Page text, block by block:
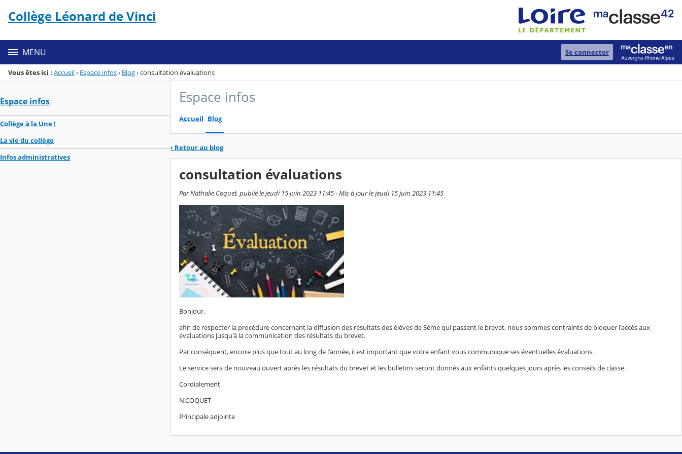
Menu de la rubrique
Contenu
Collège Léonard de Vinci
MENU Se connecter
Vous êtes ici : Accueil› Espace infos› Blog›consultation évaluations
Espace infos
Collège à la Une !
La vie du collège
Infos administratives
Espace infos
Accueil Blog
‹ Retour au blog
consultation évaluations
Par Nathalie Coquet, publié le jeudi 15 juin 2023 11:45 - Mis à jour le jeudi 15 juin 2023 11:45
Bonjour,
afin de respecter la procédure concernant la diffusion des résultats des élèves de 3ème qui passent le brevet, nous sommes contraints de bloquer l'accès aux
évaluations jusqu'à la communication des résultats du brevet.
Par conséquent, encore plus que tout au long de l'année, il est important que votre enfant vous communique ses éventuelles évaluations.
Le service sera de nouveau ouvert après les résultats du brevet et les bulletins seront donnés aux enfants quelques jours après les conseils de classe.
Cordialement
N.COQUET
Principale adjointe